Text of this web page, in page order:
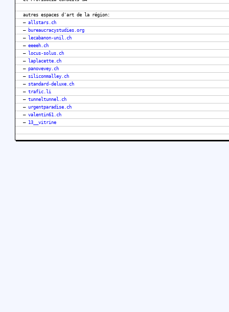
autres espaces d'art de la région:
– allstars.ch
– bureaucracystudies.org
– lecabanon-unil.ch
– eeeeh.ch
– locus-solus.ch
– laplacette.ch
– panovevey.ch
– siliconmalley.ch
– standard-deluxe.ch
– trafic.li
– tunneltunnel.ch
– urgentparadise.ch
– valentin61.ch
– 13__vitrine